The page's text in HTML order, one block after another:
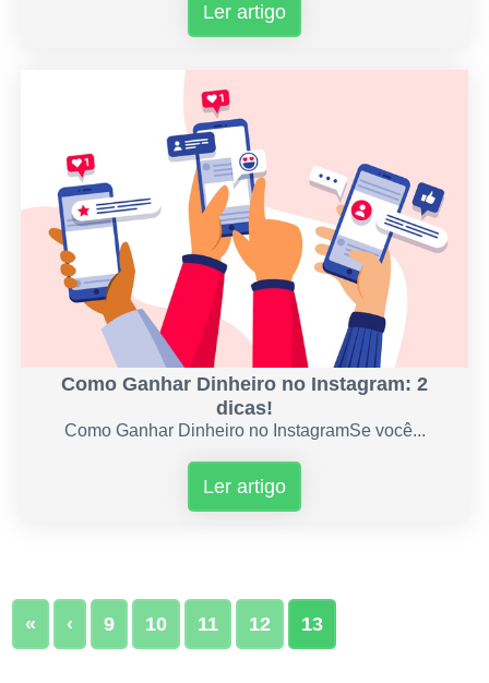
Ler artigo
Como Ganhar Dinheiro no Instagram: 2
dicas!
Como Ganhar Dinheiro no InstagramSe você...
Ler artigo
« ‹ 9 10 11 12 13